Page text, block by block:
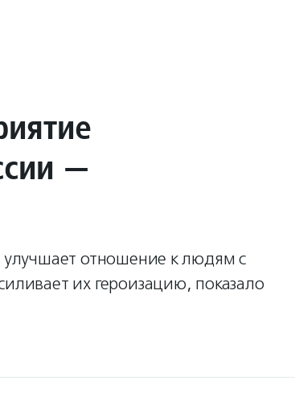
—
отношение к людям с
их героизацию, показало